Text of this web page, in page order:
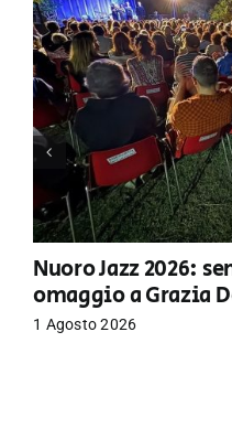
Nuoro Jazz 2026:
omaggio a Grazia
1 Agosto 2026